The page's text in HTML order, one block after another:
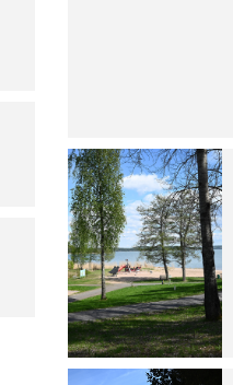
Saariston
Rengastien
portilla
Lue
Leirintäoppaan
artikkeli:
Meren
äärellä
ja